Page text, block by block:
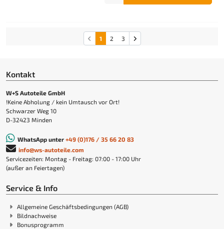
1 2 3
Kontakt
W+S Autoteile GmbH
!Keine Abholung / kein Umtausch vor Ort!
Schwarzer Weg 10
D-32423 Minden
WhatsApp unter +49 (0)176 / 35 66 20 83
info@ws-autoteile.com
Servicezeiten: Montag - Freitag: 07:00 - 17:00 Uhr
(außer an Feiertagen)
Service & Info
Allgemeine Geschäftsbedingungen (AGB)
Bildnachweise
Bonusprogramm